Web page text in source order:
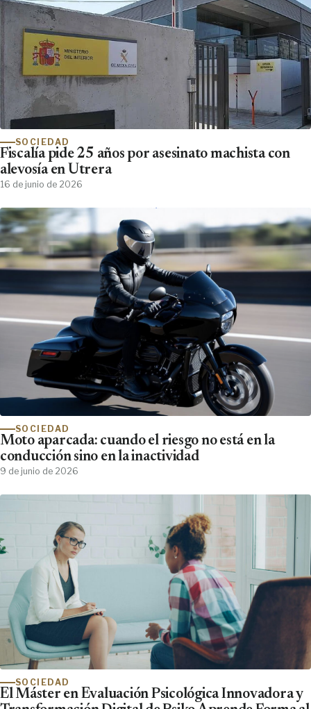
SOCIEDAD
Fiscalía pide 25 años por asesinato machista con
alevosía en Utrera
16 de junio de 2026
SOCIEDAD
Moto aparcada: cuando el riesgo no está en la
conducción sino en la inactividad
9 de junio de 2026
SOCIEDAD
El Máster en Evaluación Psicológica Innovadora y